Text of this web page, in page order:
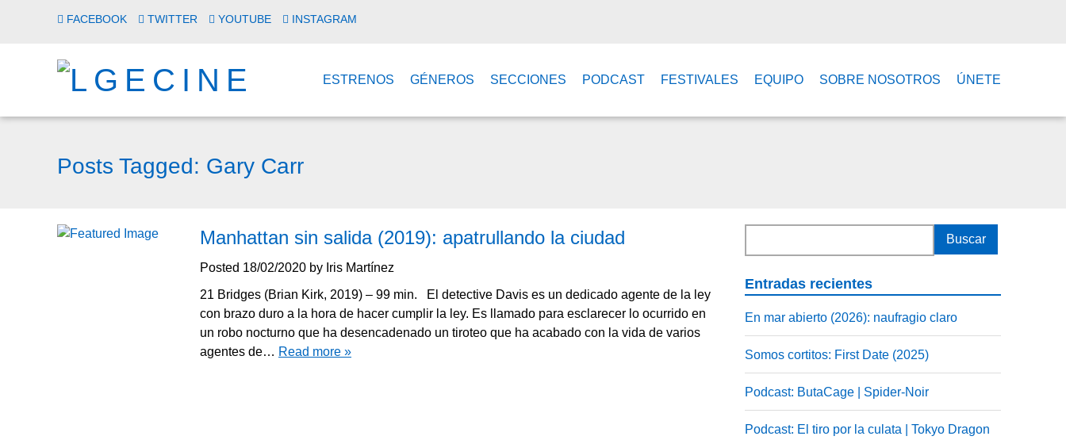
FACEBOOK TWITTER YOUTUBE INSTAGRAM
ESTRENOS GÉNEROS SECCIONES PODCAST FESTIVALES EQUIPO SOBRE NOSOTROS ÚNETE
Posts Tagged: Gary Carr
Manhattan sin salida (2019): apatrullando la ciudad
Posted 18/02/2020 by Iris Martínez
21 Bridges (Brian Kirk, 2019) – 99 min. El detective Davis es un dedicado agente de la ley
con brazo duro a la hora de hacer cumplir la ley. Es llamado para esclarecer lo ocurrido en
un robo nocturno que ha desencadenado un tiroteo que ha acabado con la vida de varios
agentes de… Read more »
Entradas recientes
En mar abierto (2026): naufragio claro
Somos cortitos: First Date (2025)
Podcast: ButaCage | Spider-Noir
Podcast: El tiro por la culata | Tokyo Dragon